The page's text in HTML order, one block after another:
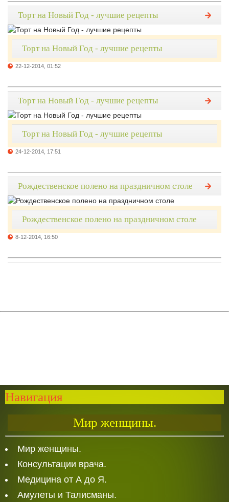
Торт на Новый Год - лучшие рецепты
Торт на Новый Год - лучшие рецепты
22-12-2014, 01:52
Торт на Новый Год - лучшие рецепты
Торт на Новый Год - лучшие рецепты
24-12-2014, 17:51
Рождественское полено на праздничном столе
Рождественское полено на праздничном столе
8-12-2014, 16:50
Навигация
Мир женщины.
Мир женщины.
Консультации врача.
Медицина от А до Я.
Амулеты и Талисманы.